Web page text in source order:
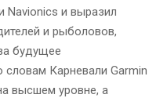
Navionics и выразил
и рыболовов,
будущее
словам Карневали Garmin
высшем уровне, а